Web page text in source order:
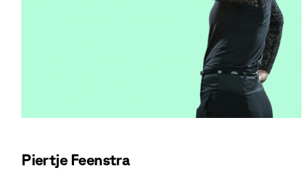
Piertje Feenstra